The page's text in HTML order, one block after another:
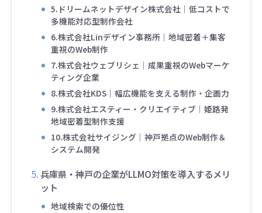
5.ドリームネットデザイン株式会社｜低コストで
多機能対応型制作会社
6.株式会社Linデザイン事務所｜地域密着＋集客
重視のWeb制作
7.株式会社ウェブリシェ｜成果重視のWebマーケ
ティング企業
8.株式会社KDS｜幅広機能を支える制作・企画力
9.株式会社エスティー・クリエイティブ｜姫路発
地域密着型制作支援
10.株式会社サイジング｜神戸拠点のWeb制作＆
システム開発
兵庫県・神戸の企業がLLMO対策を導入するメリ
ット
地域検索での優位性